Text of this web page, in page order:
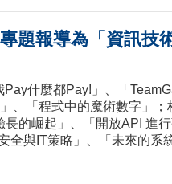
題報導為「資訊技
什麼都Pay!」、「
、「程式中的魔術數字」
的崛起」、「開放API 進
全與IT策略」、「未來的系